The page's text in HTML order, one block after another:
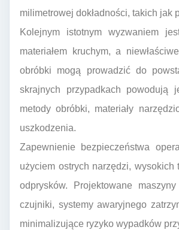
milimetrowej dokładności, takich jak
Kolejnym istotnym wyzwaniem
materiałem kruchym, a
obróbki mogą prowadzić do
skrajnych przypadkach powodują
metody obróbki, materiały
uszkodzenia.
Zapewnienie bezpieczeństwa
użyciem ostrych narzędzi,
odprysków. Projektowane
czujniki, systemy awaryjnego
minimalizujące ryzyko wypadków